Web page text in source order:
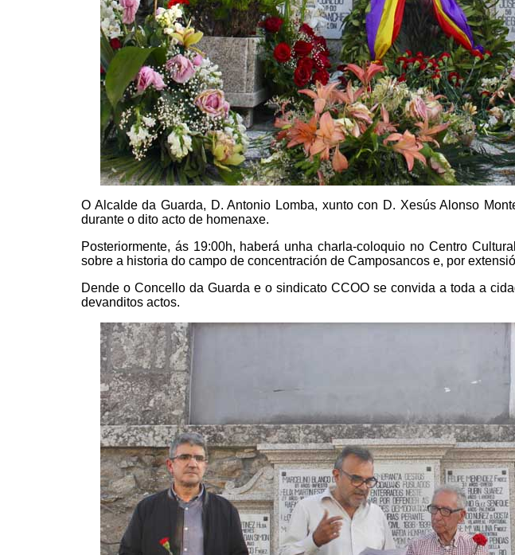
O Alcalde da Guarda, D. Antonio Lomba, xunto con D. Xesús Alonso
durante o dito acto de homenaxe.
Posteriormente, ás 19:00h, haberá unha charla-coloquio no Centro
sobre a historia do campo de concentración de Camposancos e, por
Dende o Concello da Guarda e o sindicato CCOO se convida a toda a
devanditos actos.